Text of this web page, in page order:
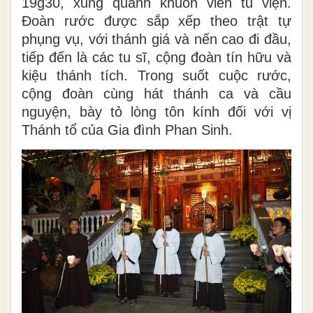
19g30, xung quanh khuôn viên tu viện.
Đoàn rước được sắp xếp theo trật tự
phụng vụ, với thánh giá và nến cao đi đầu,
tiếp đến là các tu sĩ, cộng đoàn tín hữu và
kiệu thánh tích. Trong suốt cuộc rước,
cộng đoàn cùng hát thánh ca và cầu
nguyện, bày tỏ lòng tôn kính đối với vị
Thánh tổ của Gia đình Phan Sinh.